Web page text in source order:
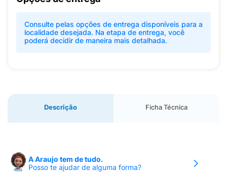
Consulte pelas opções de entrega disponíveis para a
localidade desejada. Na etapa de entrega, você
poderá decidir de maneira mais detalhada.
Descrição Ficha Técnica
A Araujo tem de tudo.
Posso te ajudar de alguma forma?